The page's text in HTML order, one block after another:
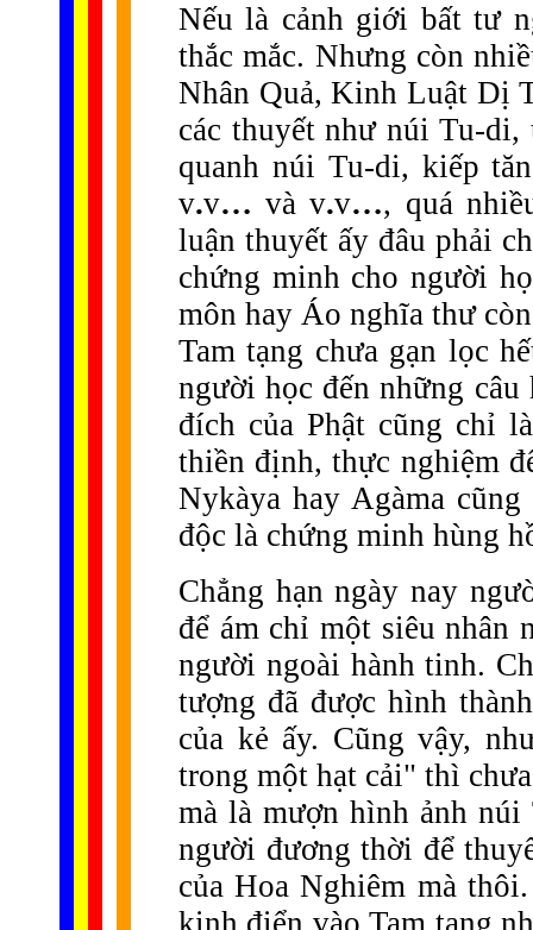
Nếu là cảnh giới bất tư
thắc mắc. Nhưng còn
Nhân Quả, Kinh Luật Dị
các thuyết như núi Tu-
quanh núi Tu-di, kiếp
v.v…và v.v…, quá
luận thuyết ấy đâu phải
chứng minh cho người
môn hay Áo nghĩa thư
Tam tạng chưa gạn lọc
người học đến những
đích của Phật cũng chỉ
thiền định, thực nghiệm
Nykàya hay Agàma
độc là chứng minh hùng
Chẳng hạn ngày nay
để ám chỉ một siêu nhân
người ngoài hành tinh.
tượng đã được hình
của kẻ ấy. Cũng vậy,
trong một hạt cải" thì
mà là mượn hình ảnh
người đương thời để
của Hoa Nghiêm mà
kinh điển vào Tam tạng